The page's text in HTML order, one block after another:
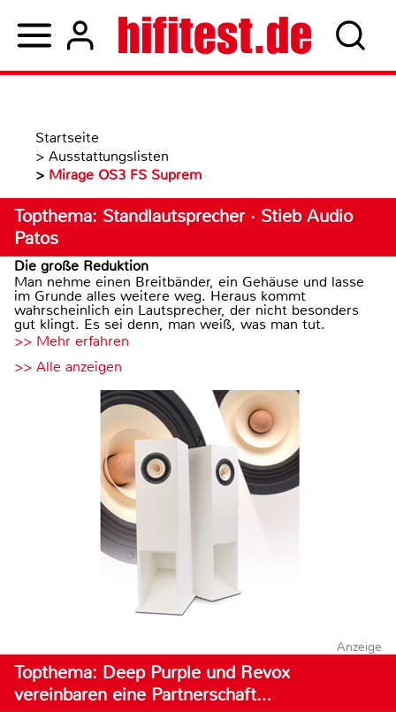
Startseite
> Ausstattungslisten
> Mirage OS3 FS Suprem
Topthema: Standlautsprecher · Stieb Audio
Patos
Die große Reduktion
Man nehme einen Breitbänder, ein Gehäuse und lasse
im Grunde alles weitere weg. Heraus kommt
wahrscheinlich ein Lautsprecher, der nicht besonders
gut klingt. Es sei denn, man weiß, was man tut.
>> Mehr erfahren
>> Alle anzeigen
Anzeige
Topthema: Deep Purple und Revox
vereinbaren eine Partnerschaft…